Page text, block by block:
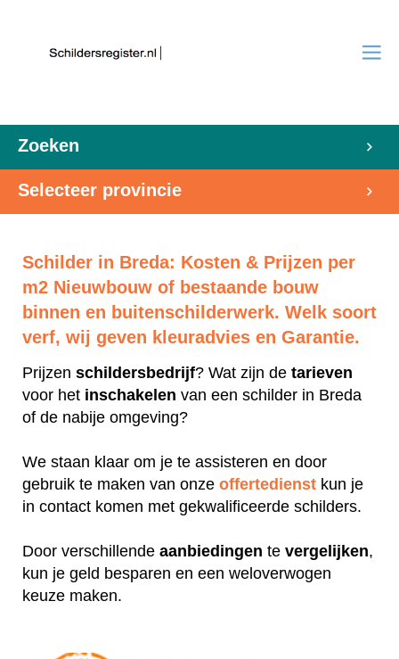
Zoeken
Selecteer provincie
Schilder in Breda: Kosten & Prijzen per
m2 Nieuwbouw of bestaande bouw
binnen en buitenschilderwerk. Welk soort
verf, wij geven kleuradvies en Garantie.
Prijzen schildersbedrijf? Wat zijn de tarieven
voor het inschakelen van een schilder in Breda
of de nabije omgeving?
We staan klaar om je te assisteren en door
gebruik te maken van onze offertedienst kun je
in contact komen met gekwalificeerde schilders.
Door verschillende aanbiedingen te vergelijken,
kun je geld besparen en een weloverwogen
keuze maken.